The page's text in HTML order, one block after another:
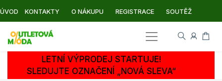
ÚVOD KONTAKTY O NÁKUPU REGISTRACE SOUTĚŽ
LETNÍ VÝPRODEJ STARTUJE!
SLEDUJTE OZNAČENÍ „NOVÁ SLEVA“